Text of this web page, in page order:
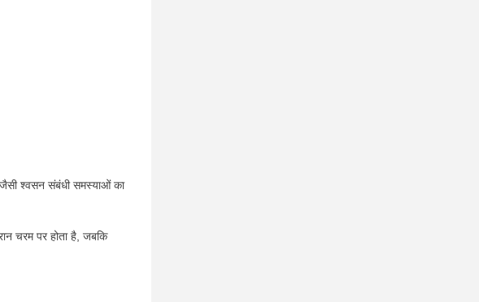
श्वसन संबंधी समस्याओं का
चरम पर होता है, जबकि